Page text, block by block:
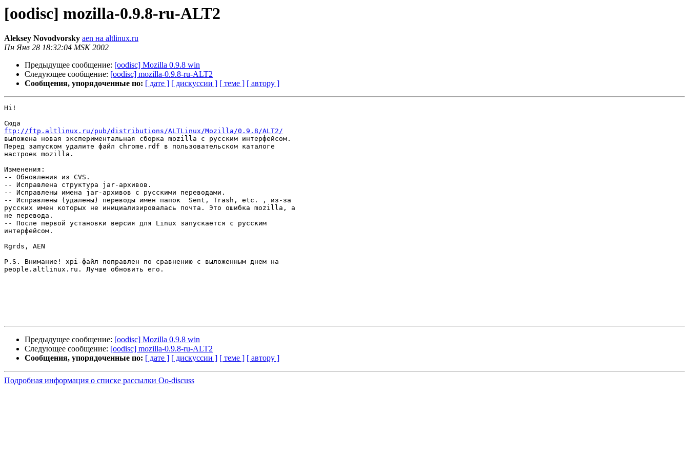
[oodisc] mozilla-0.9.8-ru-ALT2
Aleksey Novodvorsky aen на altlinux.ru
Пн Янв 28 18:32:04 MSK 2002
Предыдущее сообщение: [oodisc] Mozilla 0.9.8 win
Следующее сообщение: [oodisc] mozilla-0.9.8-ru-ALT2
Сообщения, упорядоченные по: [ дате ] [ дискуссии ] [ теме ] [ автору ]
Hi!
ftp://ftp.altlinux.ru/pub/distributions/ALTLinux/Mozilla/0.9.8/ALT2/
выложена новая экспериментальная сборка mozilla с русским интерфейсом.
Перед запуском удалите файл chrome.rdf в пользовательском каталоге
настроек mozilla.
Изменения:
-- Обновления из CVS.
-- Исправлена структура jar-архивов.
-- Исправлены имена jar-архивов с русскими переводами.
-- Исправлены (удалены) переводы имен папок  Sent, Trash, etc. , из-за
русских имен которых не инициализировалась почта. Это ошибка mozilla, а
не перевода.
-- После первой установки версия для Linux запускается с русским
интерфейсом.
Rgrds, AEN
P.S. Внимание! xpi-файл поправлен по сравнению с выложенным днем на
people.altlinux.ru. Лучше обновить его.
Предыдущее сообщение: [oodisc] Mozilla 0.9.8 win
Следующее сообщение: [oodisc] mozilla-0.9.8-ru-ALT2
Сообщения, упорядоченные по: [ дате ] [ дискуссии ] [ теме ] [ автору ]
Подробная информация о списке рассылки Oo-discuss